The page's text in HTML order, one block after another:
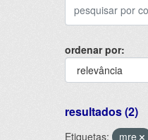
ordenar por
resultados (2)
Etiquetas: mre